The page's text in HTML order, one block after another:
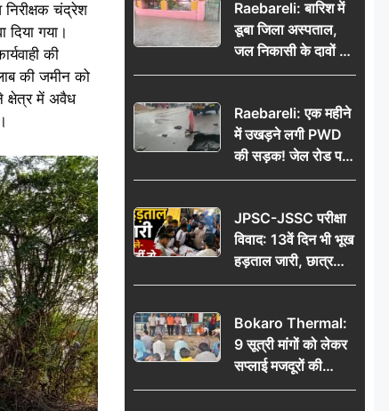
चंद्रेश
गया।
की
की जमीन को
क्षेत्र में अवैध
जनसमस्याओं का विवरण
Raebareli: बारिश में
डूबा जिला अस्पताल,
जल निकासी के दावों की
खुली पोल
Raebareli: एक महीने
में उखड़ने लगी PWD
की सड़क! जेल रोड पर
गड्ढे ने खोली निर्माण
की उठी मांग
JPSC-JSSC परीक्षा
विवाद: 13वें दिन भी भूख
हड़ताल जारी, छात्र
बोले- जांच नहीं तो
Bokaro Thermal:
9 सूत्री मांगों को लेकर
सप्लाई मजदूरों की
हुंकार, 12 अगस्त के